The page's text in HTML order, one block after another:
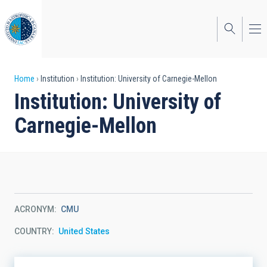
to
main
content
Breadcrumb
Home Institution Institution: University of Carnegie-Mellon
Institution: University of
Carnegie-Mellon
ACRONYM CMU
COUNTRY United States